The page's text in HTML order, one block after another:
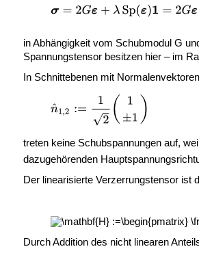
in Abhängigkeit vom Schubmodul G
Spannungstensor besitzen hier – im
In Schnittebenen mit Normalenvektoren
treten keine Schubspannungen auf,
dazugehörenden
Der linearisierte Verzerrungstensor
Durch Addition des nicht linearen